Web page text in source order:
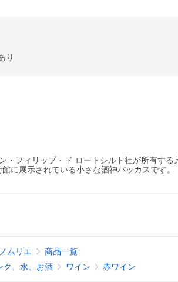
り
・フィリップ・ド ロートシルト社が所有す
に展示されている小さな酒神バッカスです。
ムリエ
商品一覧
ク、水、お酒 ワイン 赤ワイン